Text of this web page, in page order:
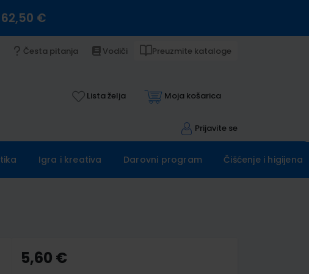
€
Česta pitanja Vodiči Preuzmite kataloge
Lista želja Moja košarica
Prijavite se
Igra i kreativa Darovni program Čišćenje i higijena
5,60 €